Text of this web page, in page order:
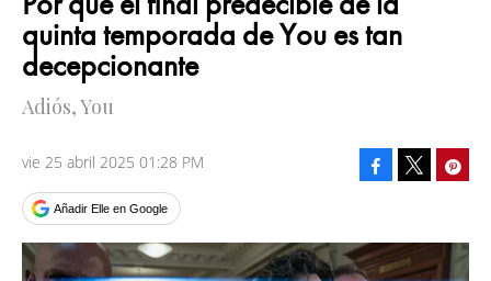
quinta temporada de You es tan
decepcionante
Adiós, You
vie 25 abril 2025 01:28 PM
Añadir Elle en Google
Facebook